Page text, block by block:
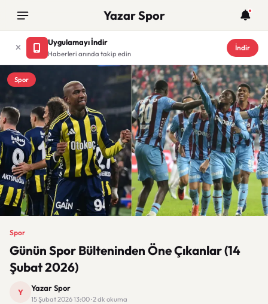
Yazar Spor
Uygulamayı İndir
Haberleri anında takip edin
İndir
Spor
Spor
Günün Spor Bülteninden Öne Çıkanlar (14
Şubat 2026)
Y Yazar Spor
15 Şubat 2026 13:00 · 2 dk okuma